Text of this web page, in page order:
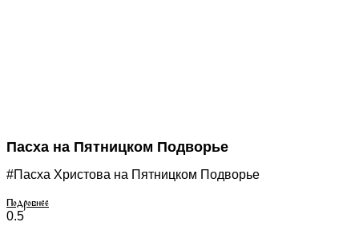
Пасха на Пятницком Подворье
#Пасха Христова на Пятницком Подворье
Подробнее